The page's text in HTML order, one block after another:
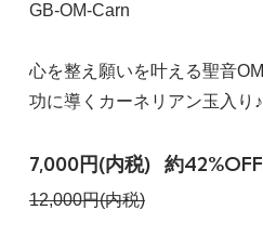
GB-OM-Carn
心を整え願いを叶える聖音
功に導くカーネリアン玉入り♪
7,000円(内税) 約42%OFF
12,000円(内税)